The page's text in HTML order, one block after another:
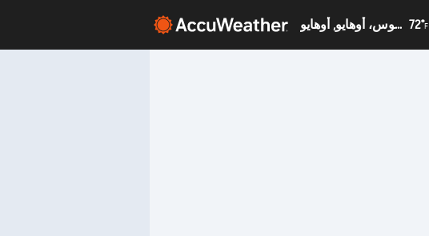
كولومبوس، أوهايو, أوهايو 72°F